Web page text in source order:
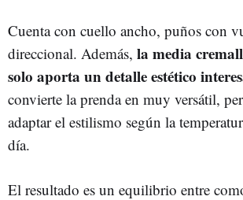
Cuenta con cuello ancho, puños con
direccional. Además, la media
solo aporta un detalle estético
convierte la prenda en muy versátil,
adaptar el estilismo según la
día.
El resultado es un equilibrio entre